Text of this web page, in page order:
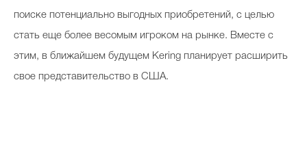
поиске потенциально выгодных приобретений, с целью
стать еще более весомым игроком на рынке. Вместе с
этим, в ближайшем будущем Kering планирует расширить
свое представительство в США.